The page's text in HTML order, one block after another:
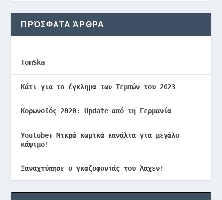
ΠΡΌΣΦΑΤΑ ΆΡΘΡΑ
TomSka
Κάτι για το έγκλημα των Τεμπών του 2023
Κορωνοϊός 2020: Update από τη Γερμανία
Youtube: Μικρά κωμικά κανάλια για μεγάλο
κάψιμο!
Ξαναχτύπησε ο γκαζοφονιάς του Άαχεν!